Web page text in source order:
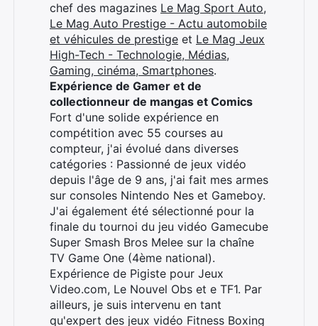
chef des magazines Le Mag Sport Auto,
Le Mag Auto Prestige - Actu automobile
et véhicules de prestige et Le Mag Jeux
High-Tech - Technologie, Médias,
Gaming, cinéma, Smartphones.
Expérience de Gamer et de
collectionneur de mangas et Comics
Fort d'une solide expérience en
compétition avec 55 courses au
compteur, j'ai évolué dans diverses
catégories : Passionné de jeux vidéo
depuis l'âge de 9 ans, j'ai fait mes armes
sur consoles Nintendo Nes et Gameboy.
J'ai également été sélectionné pour la
finale du tournoi du jeu vidéo Gamecube
Super Smash Bros Melee sur la chaîne
TV Game One (4ème national).
Expérience de Pigiste pour Jeux
Video.com, Le Nouvel Obs et e TF1. Par
ailleurs, je suis intervenu en tant
qu'expert des jeux vidéo Fitness Boxing